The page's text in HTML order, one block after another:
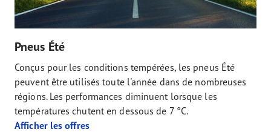
Pneus Été
Conçus pour les conditions tempérées, les pneus Été
peuvent être utilisés toute l'année dans de nombreuses
régions. Les performances diminuent lorsque les
températures chutent en dessous de 7 °C.
Afficher les offres